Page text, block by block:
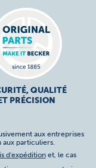
QUALITÉ
PRÉCISION
aux entreprises
aux particuliers.
d'expéditionet, le cas